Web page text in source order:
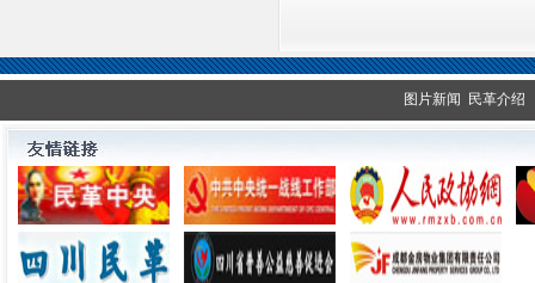
图片新闻 民革介绍